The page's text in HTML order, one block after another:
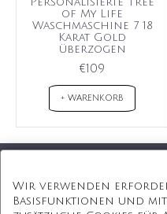
of My Life
Waschmaschine 7 18
Karat Gold
überzogen
€109
+ WARENKORB
Kostenlose
Wir verwenden
Basisfunktionen und